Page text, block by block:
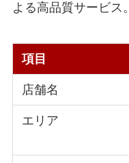
よる高品質サービス。
項目
店舗名
エリア